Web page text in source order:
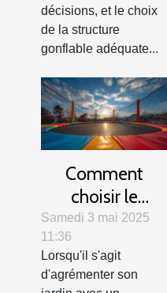
décisions, et le choix
de la structure
gonflable adéquate...
Comment
choisir le
trampoline idéal
pour votre jardin
?
Samedi 3 mai 2025
11:36
Lorsqu'il s'agit
d'agrémenter son